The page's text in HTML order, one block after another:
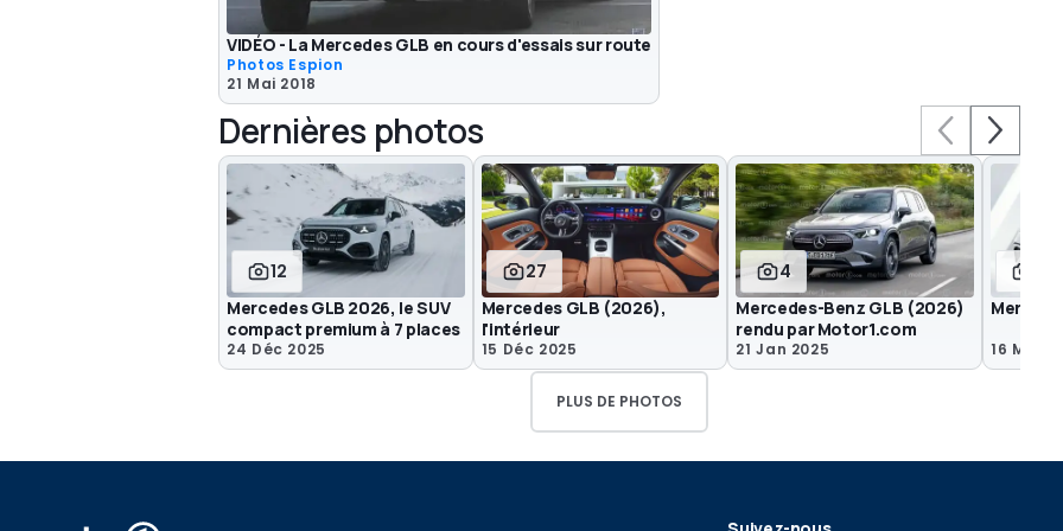
VIDÉO - La Mercedes GLB en cours d'essais sur route
Photos Espion
21 Mai 2018
Dernières photos
12
Mercedes GLB 2026, le SUV
compact premium à 7 places
24 Déc 2025
27
Mercedes GLB (2026),
l'intérieur
15 Déc 2025
4
Mercedes-Benz GLB (2026)
rendu par Motor1.com
21 Jan 2025 16 Mar
PLUS DE PHOTOS